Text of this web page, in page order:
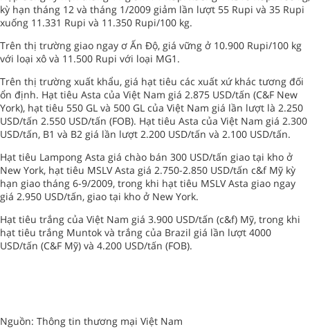
kỳ hạn tháng 12 và tháng 1/2009 giảm lần lượt 55 Rupi và 35 Rupi
xuống 11.331 Rupi và 11.350 Rupi/100 kg.
Trên thị trường giao ngay ơ Ấn Độ, giá vững ở 10.900 Rupi/100 kg
với loại xô và 11.500 Rupi với loại MG1.
Trên thị trường xuất khẩu, giá hạt tiêu các xuất xứ khác tương đối
ổn định. Hạt tiêu Asta của Việt Nam giá 2.875 USD/tấn (C&F New
York), hạt tiêu 550 GL và 500 GL của Việt Nam giá lần lượt là 2.250
USD/tấn 2.550 USD/tấn (FOB). Hạt tiêu Asta của Việt Nam giá 2.300
USD/tấn, B1 và B2 giá lần lượt 2.200 USD/tấn và 2.100 USD/tấn.
Hạt tiêu Lampong Asta giá chào bán 300 USD/tấn giao tại kho ở
New York, hạt tiêu MSLV Asta giá 2.750-2.850 USD/tấn c&f Mỹ kỳ
hạn giao tháng 6-9/2009, trong khi hạt tiêu MSLV Asta giao ngay
giá 2.950 USD/tấn, giao tại kho ở New York.
Hạt tiêu trắng của Việt Nam giá 3.900 USD/tấn (c&f) Mỹ, trong khi
hạt tiêu trắng Muntok và trắng của Brazil giá lần lượt 4000
USD/tấn (C&F Mỹ) và 4.200 USD/tấn (FOB).
Nguồn: Thông tin thương mại Việt Nam